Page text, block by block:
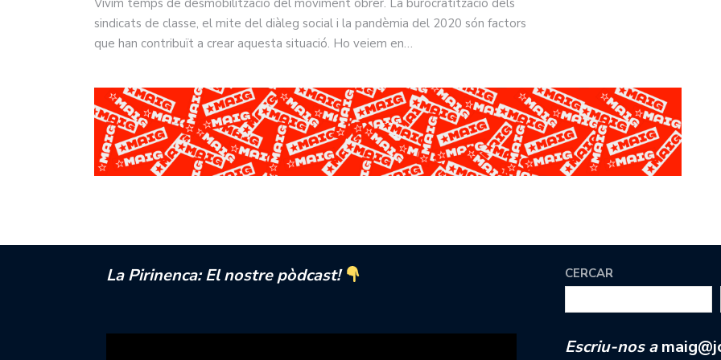
sindicats de classe, el mite del diàleg social i la pandèmia del 2020 són factors
que han contribuït a crear aquesta situació. Ho veiem en…
La Pirinenca: El nostre pòdcast! CERCAR
Escriu-nos a